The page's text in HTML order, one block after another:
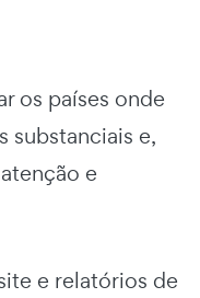
os países onde
substanciais e,
e
e relatórios de